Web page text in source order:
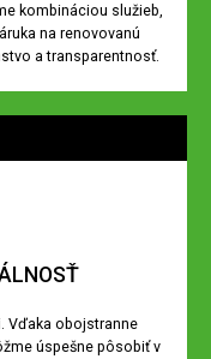
kombináciou služieb,
na renovovanú
a transparentnosť.
Vďaka obojstranne
úspešne pôsobiť v